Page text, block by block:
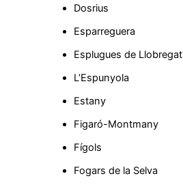
Dosrius
Esparreguera
Esplugues de Llobregat
L’Espunyola
Estany
Figaró-Montmany
Fígols
Fogars de la Selva